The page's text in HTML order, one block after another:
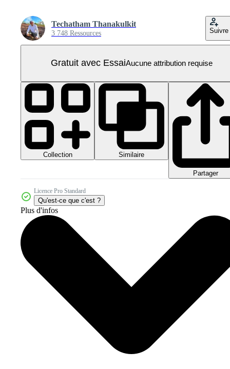
Techatham Thanakulkit
3 748 Ressources Suivre
Gratuit avec EssaiAucune attribution requise
Collection Similaire
Partager
Licence Pro Standard
Qu'est-ce que c'est ?
Plus d'infos